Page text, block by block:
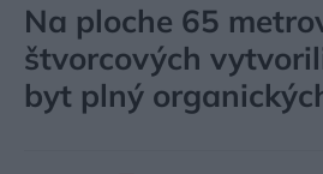
Na ploche 65
štvorcových
byt plný